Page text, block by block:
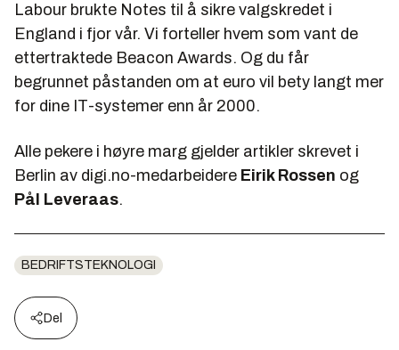
Labour brukte Notes til å sikre valgskredet i
England i fjor vår. Vi forteller hvem som vant de
ettertraktede Beacon Awards. Og du får
begrunnet påstanden om at euro vil bety langt mer
for dine IT-systemer enn år 2000.
Alle pekere i høyre marg gjelder artikler skrevet i
Berlin av digi.no-medarbeidere Eirik Rossen og
Pål Leveraas.
BEDRIFTSTEKNOLOGI
Del